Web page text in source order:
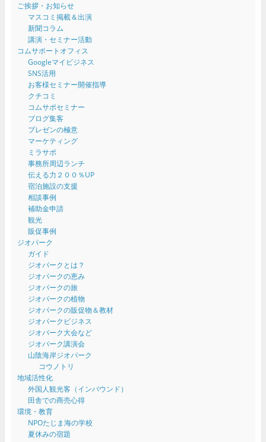
ご挨拶・お知らせ
マスコミ掲載＆出演
新聞コラム
講演・セミナー活動
コムサポートオフィス
Googleマイビジネス
SNS活用
お客様セミナー開催指導
クチコミ
コムサポセミナー
ブログ集客
プレゼンの極意
マーケティング
ミラサポ
事務所周辺ランチ
伝える力２００％UP
宿泊施設の支援
相談事例
補助金申請
観光
販促事例
ジオパーク
ガイド
ジオパークとは？
ジオパークの恵み
ジオパークの旅
ジオパークの植物
ジオパークの販促物＆教材
ジオパークビジネス
ジオパーク大会など
ジオパーク講演会
山陰海岸ジオパーク
コウノトリ
地域活性化
外国人観光客（インバウンド）
田舎での商売心得
環境・教育
NPOたじま海の学校
夏休みの宿題